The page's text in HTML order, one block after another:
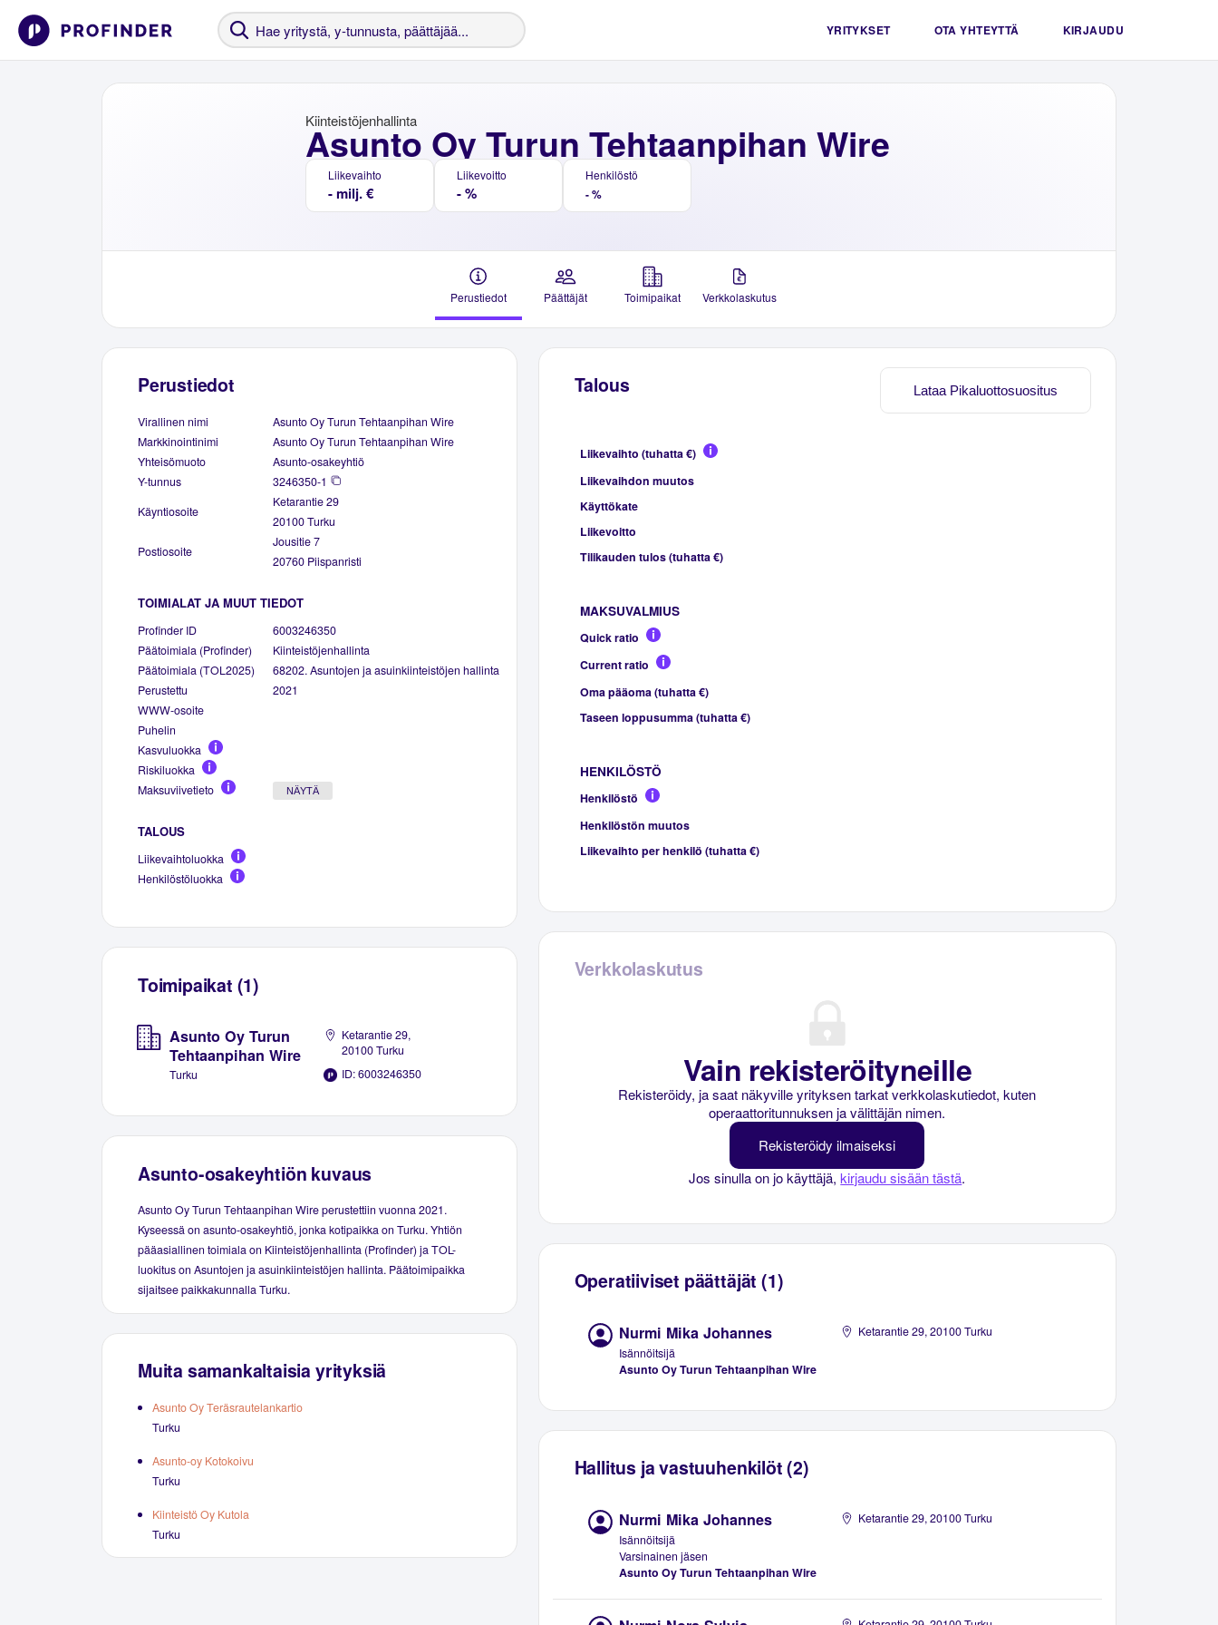
YRITYKSET OTA YHTEYTTÄ KIRJAUDU
Asunto Oy Turun Tehtaanpihan Wire
Kiinteistöjenhallinta
Liikevaihto
- milj. €
Liikevoitto
- %
Henkilöstö
- %
Perustiedot Päättäjät Toimipaikat Verkkolaskutus
Perustiedot
Virallinen nimi
Asunto Oy Turun Tehtaanpihan Wire
Markkinointinimi
Asunto Oy Turun Tehtaanpihan Wire
Yhteisömuoto
Asunto-osakeyhtiö
Y-tunnus
3246350-1
Käyntiosoite
Ketarantie 29
20100 Turku
Postiosoite
Jousitie 7
20760 Piispanristi
TOIMIALAT JA MUUT TIEDOT
Profinder ID
6003246350
Päätoimiala (Profinder)
Kiinteistöjenhallinta
Päätoimiala (TOL2025)
68202. Asuntojen ja asuinkiinteistöjen hallinta
Perustettu
2021
WWW-osoite
Puhelin
Kasvuluokka
Riskiluokka
Maksuviivetieto
NÄYTÄ
TALOUS
Liikevaihtoluokka
Henkilöstöluokka
Toimipaikat (1)
Asunto Oy Turun
Tehtaanpihan Wire
Turku
Ketarantie 29,
20100 Turku
ID: 6003246350
Asunto-osakeyhtiön kuvaus
Asunto Oy Turun Tehtaanpihan Wire perustettiin vuonna 2021.
Kyseessä on asunto-osakeyhtiö, jonka kotipaikka on Turku. Yhtiön
pääasiallinen toimiala on Kiinteistöjenhallinta (Profinder) ja TOL-
luokitus on Asuntojen ja asuinkiinteistöjen hallinta. Päätoimipaikka
sijaitsee paikkakunnalla Turku.
Muita samankaltaisia yrityksiä
Asunto Oy Teräsrautelankartio
Turku
Asunto-oy Kotokoivu
Turku
Kiinteistö Oy Kutola
Turku
Lataa Pikaluottosuositus
Talous
Liikevaihto (tuhatta €)
Liikevaihdon muutos
Käyttökate
Liikevoitto
Tilikauden tulos (tuhatta €)
MAKSUVALMIUS
Quick ratio
Current ratio
Oma pääoma (tuhatta €)
Taseen loppusumma (tuhatta €)
HENKILÖSTÖ
Henkilöstö
Henkilöstön muutos
Liikevaihto per henkilö (tuhatta €)
Verkkolaskutus
Vain rekisteröityneille
Rekisteröidy, ja saat näkyville yrityksen tarkat verkkolaskutiedot, kuten
operaattoritunnuksen ja välittäjän nimen.
Rekisteröidy ilmaiseksi
Jos sinulla on jo käyttäjä,kirjaudu sisään tästä.
Operatiiviset päättäjät (1)
Nurmi Mika Johannes
Isännöitsijä
Asunto Oy Turun Tehtaanpihan Wire
Ketarantie 29, 20100 Turku
Hallitus ja vastuuhenkilöt (2)
Nurmi Mika Johannes
Isännöitsijä
Varsinainen jäsen
Asunto Oy Turun Tehtaanpihan Wire
Ketarantie 29, 20100 Turku